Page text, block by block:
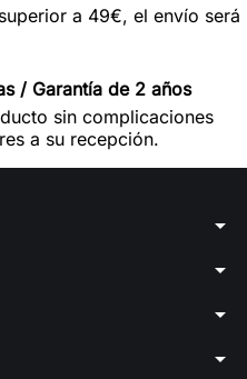
a 49€, el envío será
/ Garantía de 2 años
sin complicaciones
a su recepción.
arrow_drop_down
arrow_drop_down
arrow_drop_down
arrow_drop_down